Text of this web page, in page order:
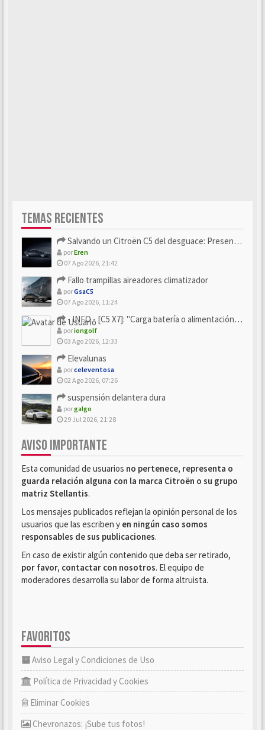
TEMAS RECIENTES
Salvando un Citroën C5 del desguace: Presentación y seguimiento
porEren
07 Ago 2026, 21:42
Fallo trampillas aireadores climatizador
porGsaC5
07 Ago 2026, 11:24
- INFO - [C5 X7]: "Carga batería o alimentación eléctri...
poriongolf
03 Ago 2026, 12:33
Elevalunas
porceleventosa
02 Ago 2026, 07:26
suspensión delantera dura
porgalgo
29 Jul 2026, 21:28
AVISO IMPORTANTE
Esta comunidad de usuarios no pertenece, representa o
guarda relación alguna con la marca Citroën o su grupo
matriz Stellantis.
Los mensajes publicados reflejan la opinión personal de los
usuarios que las escriben y en ningún caso somos
responsables de sus publicaciones.
En caso de existir algún contenido que deba ser retirado,
por favor, contactar con nosotros. El equipo de
moderadores desarrolla su labor de forma altruista.
FAVORITOS
Aviso Legal y Condiciones de Uso
Política de Privacidad y Cookies
Eliminar Cookies
Chevronazos: ¡Sube tus fotos!